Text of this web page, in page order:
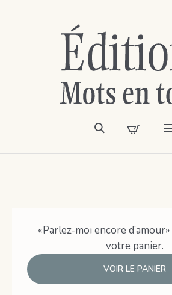
«Parlez-moi encore
votre panier.
VOIR LE PANIER